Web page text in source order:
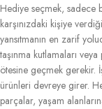
Hediye seçmek, sadece
karşınızdaki kişiye
yansıtmanın en zarif
taşınma kutlamaları
ötesine geçmek gerekir.
ürünleri devreye girer.
parçalar, yaşam